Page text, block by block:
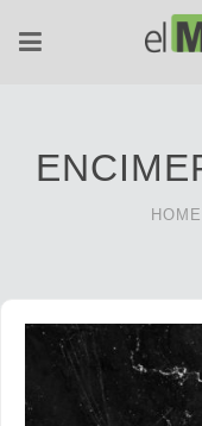
HOME